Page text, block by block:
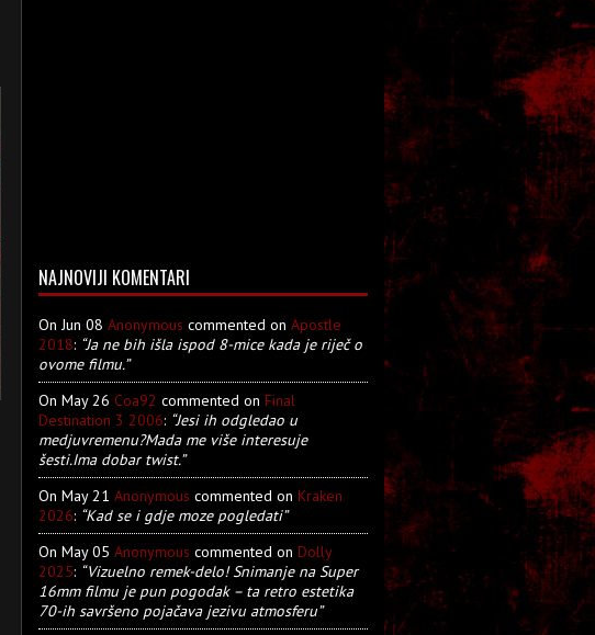
NAJNOVIJI KOMENTARI
On Jun 08 Anonymous commented on Apostle
2018: “Ja ne bih išla ispod 8-mice kada je riječ o
ovome filmu.”
On May 26 Coa92 commented on Final
Destination 3 2006: “Jesi ih odgledao u
medjuvremenu?Mada me više interesuje
šesti.Ima dobar twist.”
On May 21 Anonymous commented on Kraken
2026: “Kad se i gdje moze pogledati”
On May 05 Anonymous commented on Dolly
2025: “Vizuelno remek-delo! Snimanje na Super
16mm filmu je pun pogodak – ta retro estetika
70-ih savršeno pojačava jezivu atmosferu”